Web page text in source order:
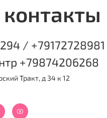
/ +79172728981
+79874206268
Тракт, д 34 к 12